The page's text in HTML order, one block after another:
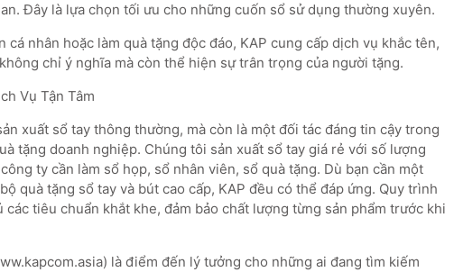
Đây là lựa chọn tối ưu cho những cuốn sổ sử dụng thường xuyên.
nhân hoặc làm quà tặng độc đáo, KAP cung cấp dịch vụ khắc tên,
chỉ ý nghĩa mà còn thể hiện sự trân trọng của người tặng.
Vụ Tận Tâm
xuất sổ tay thông thường, mà còn là một đối tác đáng tin cậy trong
tặng doanh nghiệp. Chúng tôi sản xuất sổ tay giá rẻ với số lượng
ty cần làm sổ họp, sổ nhân viên, sổ quà tặng. Dù bạn cần một
quà tặng sổ tay và bút cao cấp, KAP đều có thể đáp ứng. Quy trình
các tiêu chuẩn khắt khe, đảm bảo chất lượng từng sản phẩm trước khi
là điểm đến lý tưởng cho những ai đang tìm kiếm